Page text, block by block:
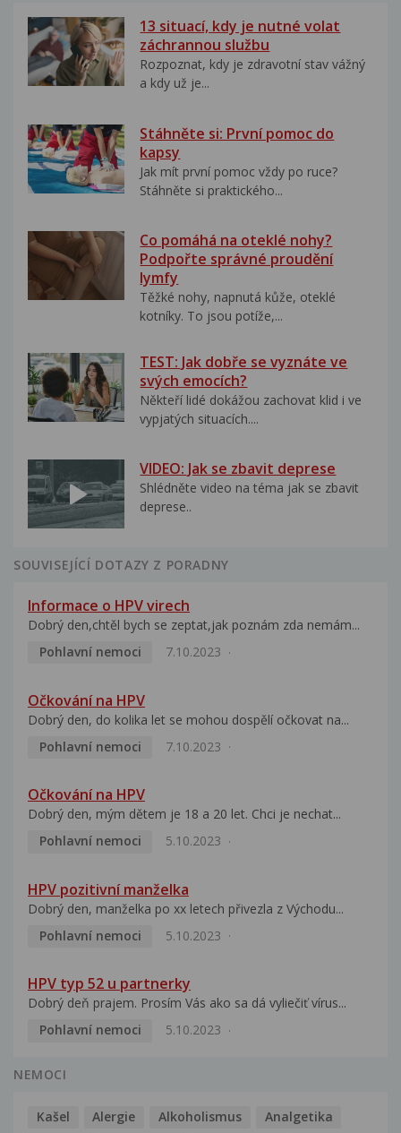
13 situací, kdy je nutné volat
záchrannou službu
Rozpoznat, kdy je zdravotní stav vážný
a kdy už je...
Stáhněte si: První pomoc do
kapsy
Jak mít první pomoc vždy po ruce?
Stáhněte si praktického...
Co pomáhá na oteklé nohy?
Podpořte správné proudění
lymfy
Těžké nohy, napnutá kůže, oteklé
kotníky. To jsou potíže,...
TEST: Jak dobře se vyznáte ve
svých emocích?
Někteří lidé dokážou zachovat klid i ve
vypjatých situacích....
VIDEO: Jak se zbavit deprese
Shlédněte video na téma jak se zbavit
deprese..
SOUVISEJÍCÍ DOTAZY Z PORADNY
Informace o HPV virech
Dobrý den,chtěl bych se zeptat,jak poznám zda nemám...
Pohlavní nemoci
7.10.2023
Očkování na HPV
Dobrý den, do kolika let se mohou dospělí očkovat na...
Pohlavní nemoci
7.10.2023
Očkování na HPV
Dobrý den, mým dětem je 18 a 20 let. Chci je nechat...
Pohlavní nemoci
5.10.2023
HPV pozitivní manželka
Dobrý den, manželka po xx letech přivezla z Východu...
Pohlavní nemoci
5.10.2023
HPV typ 52 u partnerky
Dobrý deň prajem. Prosím Vás ako sa dá vyliečiť vírus...
Pohlavní nemoci
5.10.2023
NEMOCI
Kašel Alergie Alkoholismus
Analgetika